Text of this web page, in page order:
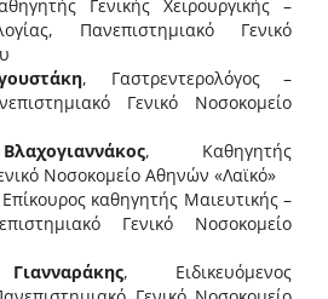
Γενικής Χειρουργικής –
Πανεπιστημιακό Γενικό
, Γαστρεντερολόγος –
Γενικό Νοσοκομείο
, Καθηγητής
Νοσοκομείο Αθηνών «Λαϊκό»
καθηγητής Μαιευτικής –
Γενικό Νοσοκομείο
, Ειδικευόμενος